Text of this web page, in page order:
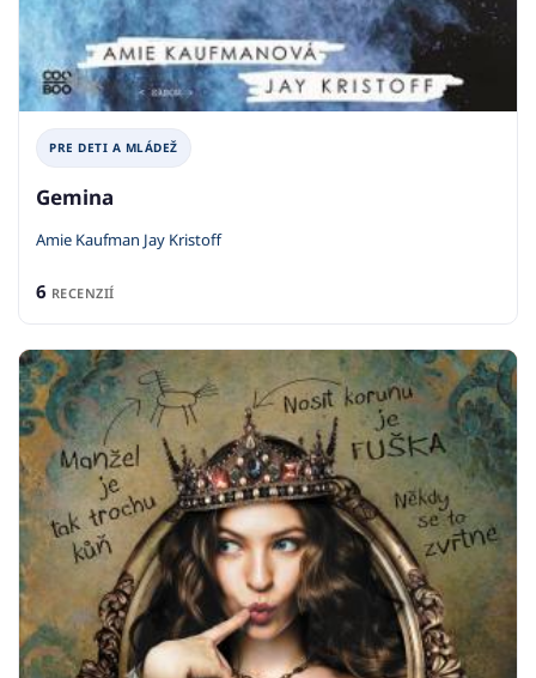
PRE DETI A MLÁDEŽ
Gemina
Amie Kaufman Jay Kristoff
6 RECENZIÍ